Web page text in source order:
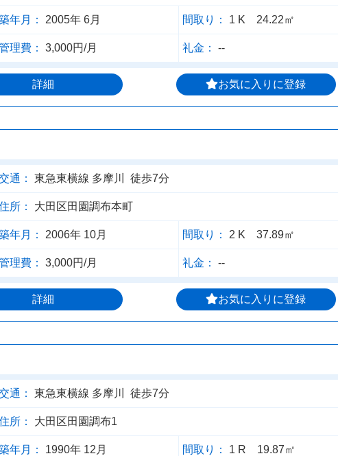
年月： 2005年 6月 間取り： 1 K 24.22㎡
理費： 3,000円/月 礼金： --
詳細 お気に入りに登録
通： 東急東横線 多摩川 徒歩7分
所： 大田区田園調布本町
年月： 2006年 10月 間取り： 2 K 37.89㎡
理費： 3,000円/月 礼金： --
詳細 お気に入りに登録
通： 東急東横線 多摩川 徒歩7分
所： 大田区田園調布1
年月： 1990年 12月 間取り： 1 R 19.87㎡